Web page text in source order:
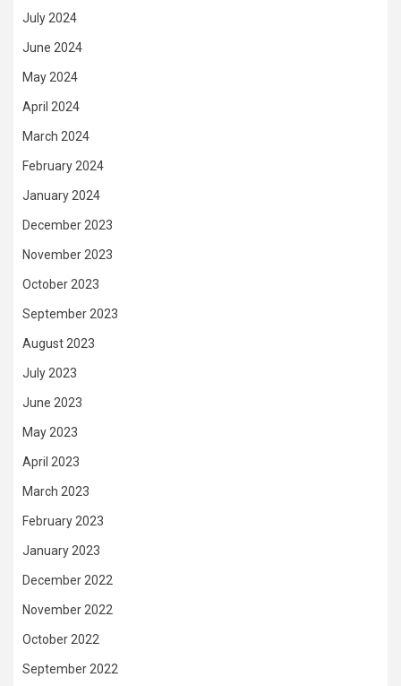
July 2024
June 2024
May 2024
April 2024
March 2024
February 2024
January 2024
December 2023
November 2023
October 2023
September 2023
August 2023
July 2023
June 2023
May 2023
April 2023
March 2023
February 2023
January 2023
December 2022
November 2022
October 2022
September 2022